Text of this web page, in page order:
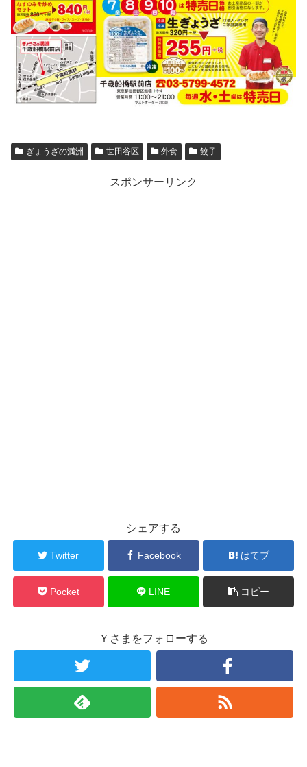
ぎょうざの満洲 世田谷区 外食 餃子
スポンサーリンク
シェアする
Twitter Facebook はてブ
Pocket LINE コピー
Ｙさまをフォローする